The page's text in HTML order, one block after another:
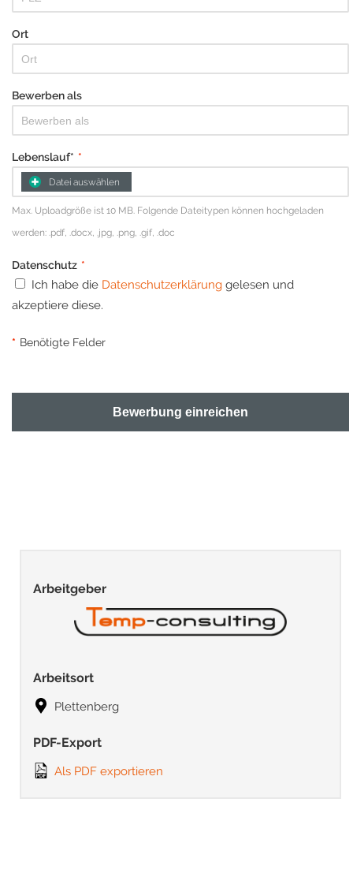
Ort
Bewerben als
Lebenslauf* *
Datei auswählen
Max. Uploadgröße ist 10 MB. Folgende Dateitypen können hochgeladen
werden: .pdf, .docx, .jpg, .png, .gif, .doc
Datenschutz *
Ich habe die Datenschutzerklärung gelesen und
akzeptiere diese.
* Benötigte Felder
Bewerbung einreichen
Arbeitgeber
Arbeitsort
Plettenberg
PDF-Export
Als PDF exportieren